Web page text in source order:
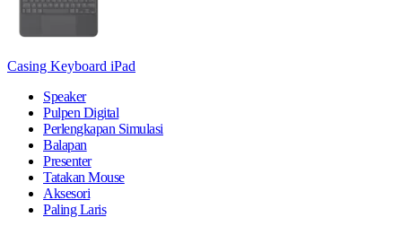
Casing Keyboard iPad
Speaker
Pulpen Digital
Perlengkapan Simulasi
Balapan
Presenter
Tatakan Mouse
Aksesori
Paling Laris